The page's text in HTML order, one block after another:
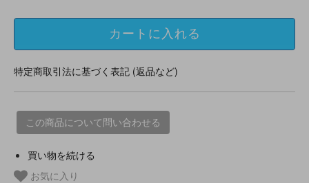
特定商取引法に基づく表記 (返品など)
この商品について問い合わせる
買い物を続ける
お気に入り